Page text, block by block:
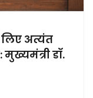
अत्यंत
डॉ.